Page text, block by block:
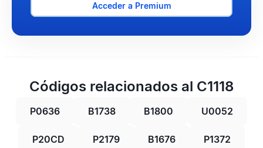
Acceder a Premium
Códigos relacionados al C1118
P0636 B1738 B1800 U0052
P20CD P2179 B1676 P1372